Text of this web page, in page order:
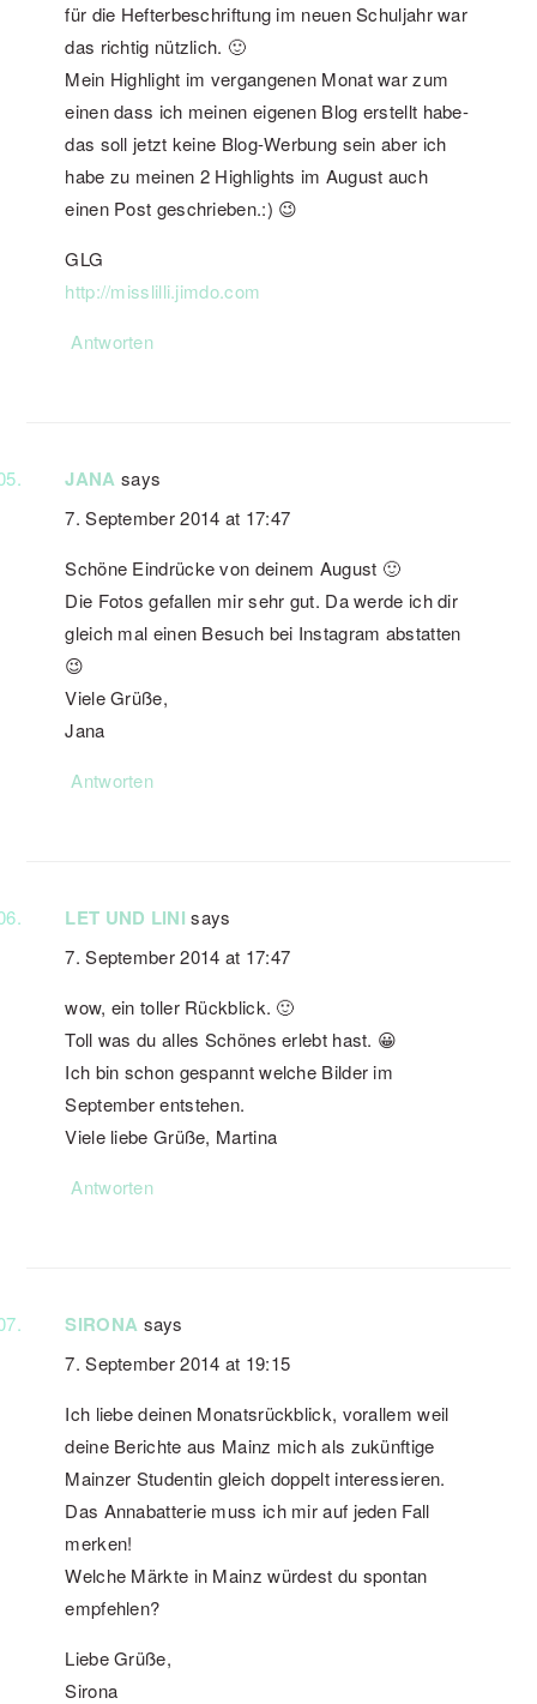
für die Hefterbeschriftung im neuen Schuljahr war
das richtig nützlich. 🙂
Mein Highlight im vergangenen Monat war zum
einen dass ich meinen eigenen Blog erstellt habe-
das soll jetzt keine Blog-Werbung sein aber ich
habe zu meinen 2 Highlights im August auch
einen Post geschrieben.:) 😉
GLG
http://misslilli.jimdo.com
Antworten
JANA says
7. September 2014 at 17:47
Schöne Eindrücke von deinem August 🙂
Die Fotos gefallen mir sehr gut. Da werde ich dir
gleich mal einen Besuch bei Instagram abstatten
😉
Viele Grüße,
Jana
Antworten
LET UND LINI says
7. September 2014 at 17:47
wow, ein toller Rückblick. 🙂
Toll was du alles Schönes erlebt hast. 😀
Ich bin schon gespannt welche Bilder im
September entstehen.
Viele liebe Grüße, Martina
Antworten
SIRONA says
7. September 2014 at 19:15
Ich liebe deinen Monatsrückblick, vorallem weil
deine Berichte aus Mainz mich als zukünftige
Mainzer Studentin gleich doppelt interessieren.
Das Annabatterie muss ich mir auf jeden Fall
merken!
Welche Märkte in Mainz würdest du spontan
empfehlen?
Liebe Grüße,
Sirona